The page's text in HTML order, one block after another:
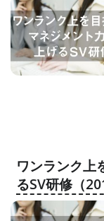
ワンランク上
るSV研修（